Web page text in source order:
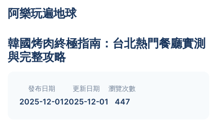
阿樂玩遍地球
韓國烤肉終極指南：台北熱門餐廳實測
與完整攻略
發布日期
2025-12-01
更新日期
2025-12-01
瀏覽次數
447